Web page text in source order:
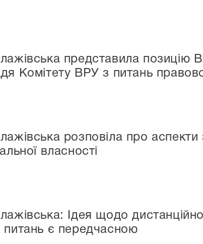
представила позицію
Комітету ВРУ з питань
розповіла про
власності
Ідея щодо
питань є передчасною